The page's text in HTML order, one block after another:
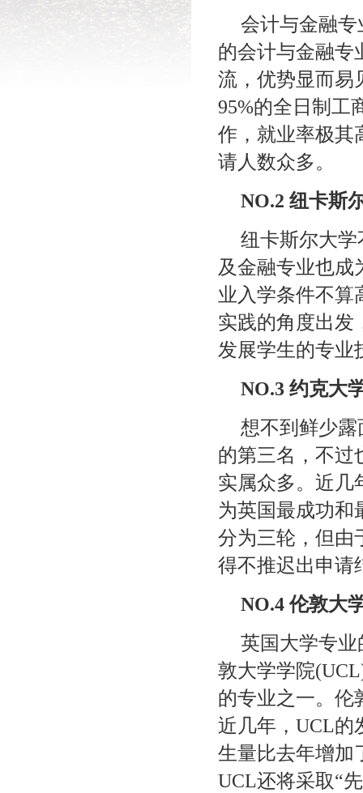
会计与金融
的会计与金融专
流，优势显而易
95%的全日制工
作，就业率极其
请人数众多。
NO.2 纽卡斯
纽卡斯尔大
及金融专业也成
业入学条件不算
实践的角度出发
发展学生的专业
NO.3 约克大
想不到鲜少
的第三名，不过
实属众多。近几
为英国最成功和
分为三轮，但由
得不推迟出申请
NO.4伦敦大
英国大学专
敦大学学院
的专业之一。伦
近几年， UCL的
生量比去年增加
UCL还将采取“